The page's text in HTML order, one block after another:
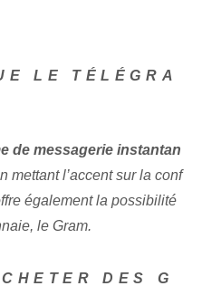
LE TÉLÉGRA
de messagerie instantan
mettant l’accent sur la conf
également la possibilité
le Gram.
DES G